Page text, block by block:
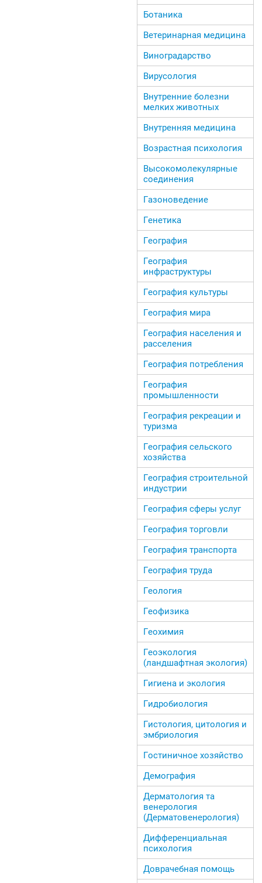
Ботаника
Ветеринарная медицина
Виноградарство
Вирусология
Внутренние болезни
мелких животных
Внутренняя медицина
Возрастная психология
Высокомолекулярные
соединения
Газоноведение
Генетика
География
География
инфраструктуры
География культуры
География мира
География населения и
расселения
География потребления
География
промышленности
География рекреации и
туризма
География сельского
хозяйства
География строительной
индустрии
География сферы услуг
География торговли
География транспорта
География труда
Геология
Геофизика
Геохимия
Геоэкология
(ландшафтная экология)
Гигиена и экология
Гидробиология
Гистология, цитология и
эмбриология
Гостиничное хозяйство
Демография
Дерматология та
венерология
(Дерматовенерология)
Дифференциальная
психология
Доврачебная помощь